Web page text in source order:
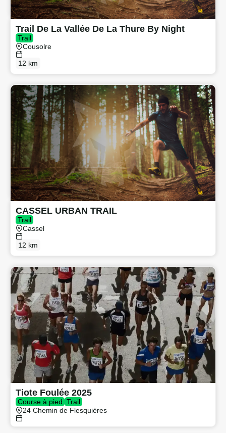
Trail De La Vallée De La Thure By Night
Trail
Cousolre
12 km
CASSEL URBAN TRAIL
Trail
Cassel
12 km
Tiote Foulée 2025
Course à pied Trail
24 Chemin de Flesquières